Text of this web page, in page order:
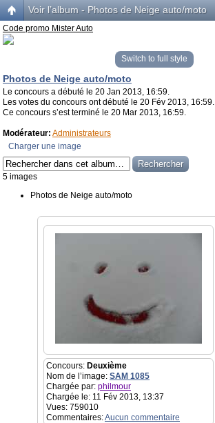
Voir l’album - Photos de Neige auto/moto
Code promo Mister Auto
Switch to full style
Photos de Neige auto/moto
Le concours a débuté le 20 Jan 2013, 16:59.
Les votes du concours ont débuté le 20 Fév 2013, 16:59.
Ce concours s’est terminé le 20 Mar 2013, 16:59.
Modérateur: Administrateurs
Charger une image
5 images
Photos de Neige auto/moto
Concours: Deuxième
Nom de l’image: SAM 1085
Chargée par: philmour
Chargée le: 11 Fév 2013, 13:37
Vues: 759010
Commentaires:Aucun commentaire